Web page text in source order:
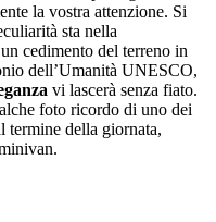
la vostra attenzione. Si
sta nella
cedimento del terreno in
dell’Umanità UNESCO,
vi lascerà senza fiato.
foto ricordo di uno dei
termine della giornata,